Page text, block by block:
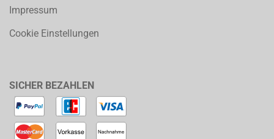
Impressum
Cookie Einstellungen
SICHER BEZAHLEN